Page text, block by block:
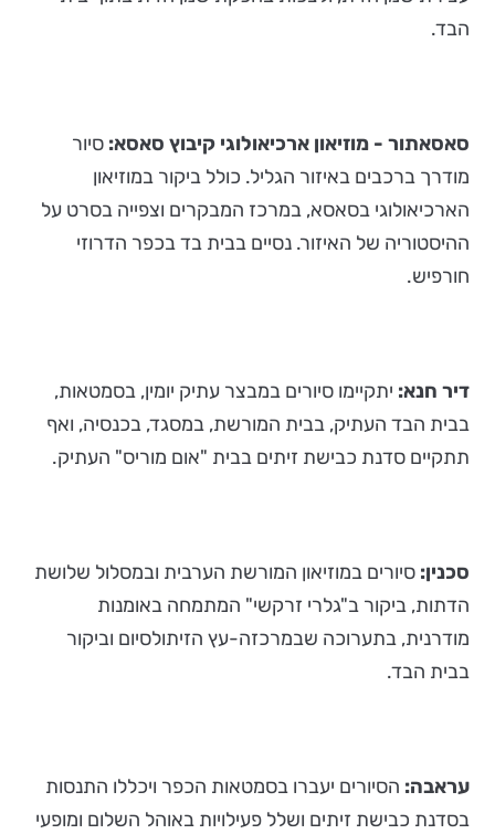
הבד.
סאסאתור - מוזיאון ארכיאולוגי קיבוץ סאסא: סיור
מודרך ברכבים באיזור הגליל. כולל ביקור במוזיאון
הארכיאולוגי בסאסא, במרכז המבקרים וצפייה בסרט על
ההיסטוריה של האיזור. נסיים בבית בד בכפר הדרוזי
חורפיש.
דיר חנא: יתקיימו סיורים במבצר עתיק יומין, בסמטאות,
בבית הבד העתיק, בבית המורשת, במסגד, בכנסיה, ואף
תתקיים סדנת כבישת זיתים בבית "אום מוריס" העתיק.
סכנין: סיורים במוזיאון המורשת הערבית ובמסלול שלושת
הדתות, ביקור ב"גלרי זרקשי" המתמחה באומנות
מודרנית, בתערוכה שבמרכזה-עץ הזיתולסיום וביקור
בבית הבד.
עראבה: הסיורים יעברו בסמטאות הכפר ויכללו התנסות
בסדנת כבישת זיתים ושלל פעילויות באוהל השלום ומופעי